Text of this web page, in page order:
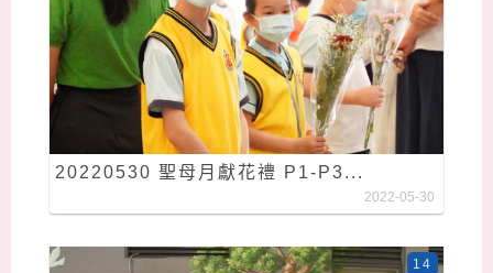
20220530 聖母月獻花禮 P1-P3...
2022-05-30
14